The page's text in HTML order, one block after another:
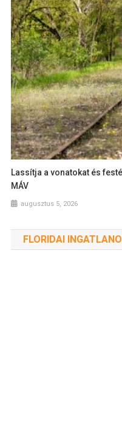
Lassítja a vonatokat és
MÁV
augusztus 5, 2026
FLORIDAI